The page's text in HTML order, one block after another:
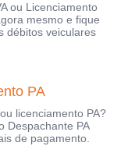
ou Licenciamento
mesmo e fique
débitos veiculares
PA
licenciamento PA?
Despachante PA
de pagamento.